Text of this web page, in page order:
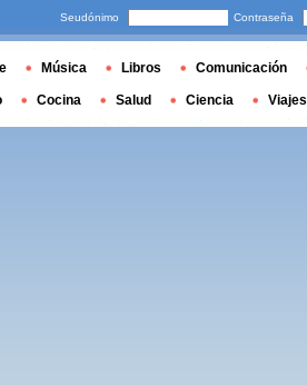
Seudónimo Contraseña
Música Libros Comunicación
Cocina Salud Ciencia Viajes